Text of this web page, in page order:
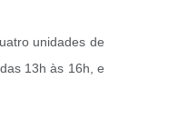
unidades de
13h às 16h, e